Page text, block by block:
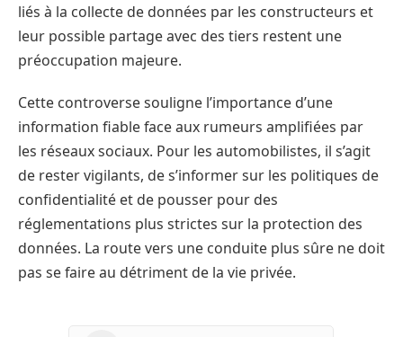
liés à la collecte de données par les constructeurs et
leur possible partage avec des tiers restent une
préoccupation majeure.
Cette controverse souligne l’importance d’une
information fiable face aux rumeurs amplifiées par
les réseaux sociaux. Pour les automobilistes, il s’agit
de rester vigilants, de s’informer sur les politiques de
confidentialité et de pousser pour des
réglementations plus strictes sur la protection des
données. La route vers une conduite plus sûre ne doit
pas se faire au détriment de la vie privée.